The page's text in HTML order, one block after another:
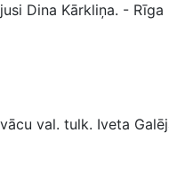
Dina Kārkliņa. - Rīga
val. tulk. Iveta